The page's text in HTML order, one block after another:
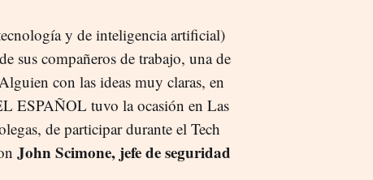
y de inteligencia artificial)
sus compañeros de trabajo, una de
con las ideas muy claras, en
ESPAÑOL tuvo la ocasión en Las
de participar durante el Tech
John Scimone, jefe de seguridad